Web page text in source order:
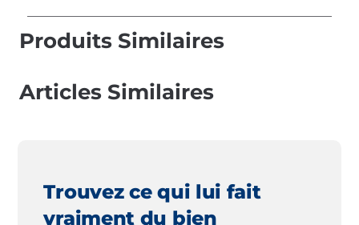
Produits Similaires
Articles Similaires
Trouvez ce qui lui fait
vraiment du bien